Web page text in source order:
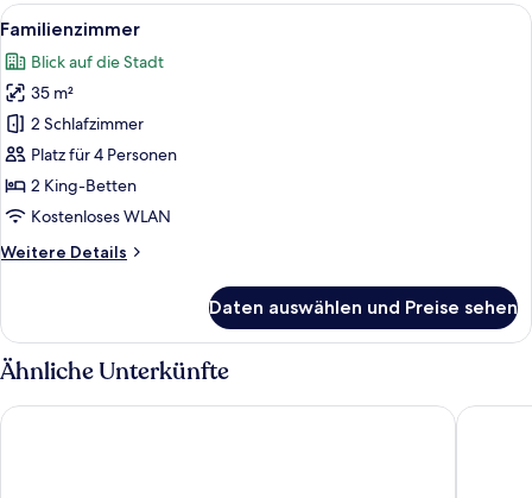
Alle
Fotos
für
Familienzimmer
anzeigen
Ein Hotelzimmer mit Bett,
4
Familienzimmer
Blick auf die Stadt
35 m²
2 Schlafzimmer
Platz für 4 Personen
2 King-Betten
Kostenloses WLAN
Weitere Details
Weitere
Daten auswählen und Preise sehen
Ähnliche Unterkünfte
Hotel Casa Poli